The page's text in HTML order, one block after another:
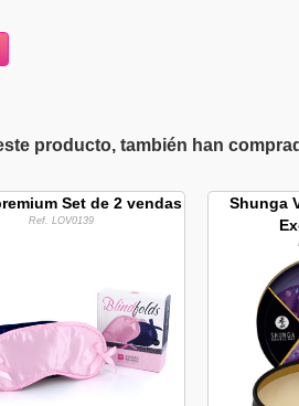
producto, también han
Set de 2 vendas
Ref. LOV0139
Shunga